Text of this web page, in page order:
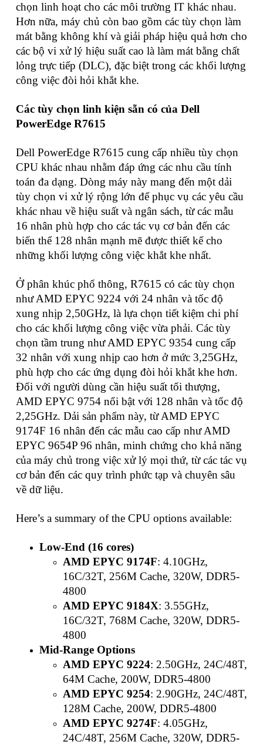
chọn linh hoạt cho các môi trường IT khác nhau.
Hơn nữa, máy chủ còn bao gồm các tùy chọn làm
mát bằng không khí và giải pháp hiệu quả hơn cho
các bộ vi xử lý hiệu suất cao là làm mát bằng chất
lỏng trực tiếp (DLC), đặc biệt trong các khối lượng
công việc đòi hỏi khắt khe.
Các tùy chọn linh kiện sẵn có của Dell
PowerEdge R7615
Dell PowerEdge R7615 cung cấp nhiều tùy chọn
CPU khác nhau nhằm đáp ứng các nhu cầu tính
toán đa dạng. Dòng máy này mang đến một dải
tùy chọn vi xử lý rộng lớn để phục vụ các yêu cầu
khác nhau về hiệu suất và ngân sách, từ các mẫu
16 nhân phù hợp cho các tác vụ cơ bản đến các
biến thể 128 nhân mạnh mẽ được thiết kế cho
những khối lượng công việc khắt khe nhất.
Ở phân khúc phổ thông, R7615 có các tùy chọn
như AMD EPYC 9224 với 24 nhân và tốc độ
xung nhịp 2,50GHz, là lựa chọn tiết kiệm chi phí
cho các khối lượng công việc vừa phải. Các tùy
chọn tầm trung như AMD EPYC 9354 cung cấp
32 nhân với xung nhịp cao hơn ở mức 3,25GHz,
phù hợp cho các ứng dụng đòi hỏi khắt khe hơn.
Đối với người dùng cần hiệu suất tối thượng,
AMD EPYC 9754 nổi bật với 128 nhân và tốc độ
2,25GHz. Dải sản phẩm này, từ AMD EPYC
9174F 16 nhân đến các mẫu cao cấp như AMD
EPYC 9654P 96 nhân, minh chứng cho khả năng
của máy chủ trong việc xử lý mọi thứ, từ các tác vụ
cơ bản đến các quy trình phức tạp và chuyên sâu
về dữ liệu.
Here’s a summary of the CPU options available:
Low-End (16 cores)
AMD EPYC 9174F: 4.10GHz,
16C/32T, 256M Cache, 320W, DDR5-
4800
AMD EPYC 9184X: 3.55GHz,
16C/32T, 768M Cache, 320W, DDR5-
4800
Mid-Range Options
AMD EPYC 9224: 2.50GHz, 24C/48T,
64M Cache, 200W, DDR5-4800
AMD EPYC 9254: 2.90GHz, 24C/48T,
128M Cache, 200W, DDR5-4800
AMD EPYC 9274F: 4.05GHz,
24C/48T, 256M Cache, 320W, DDR5-